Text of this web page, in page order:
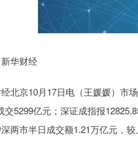
华财经
北京10月17日电（王媛媛）市
交5299亿元；深证成指报
两市半日成交额1.21万亿元，较